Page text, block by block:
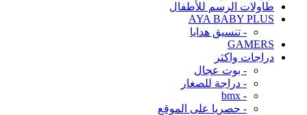
طاولات الرسم للأطفال
AYA BABY PLUS
- تنسيق هدايا
GAMERS
دراجات واكثر
- بوت عجال
- دراجة للصغار
- bmx
- حصريا على الموقع